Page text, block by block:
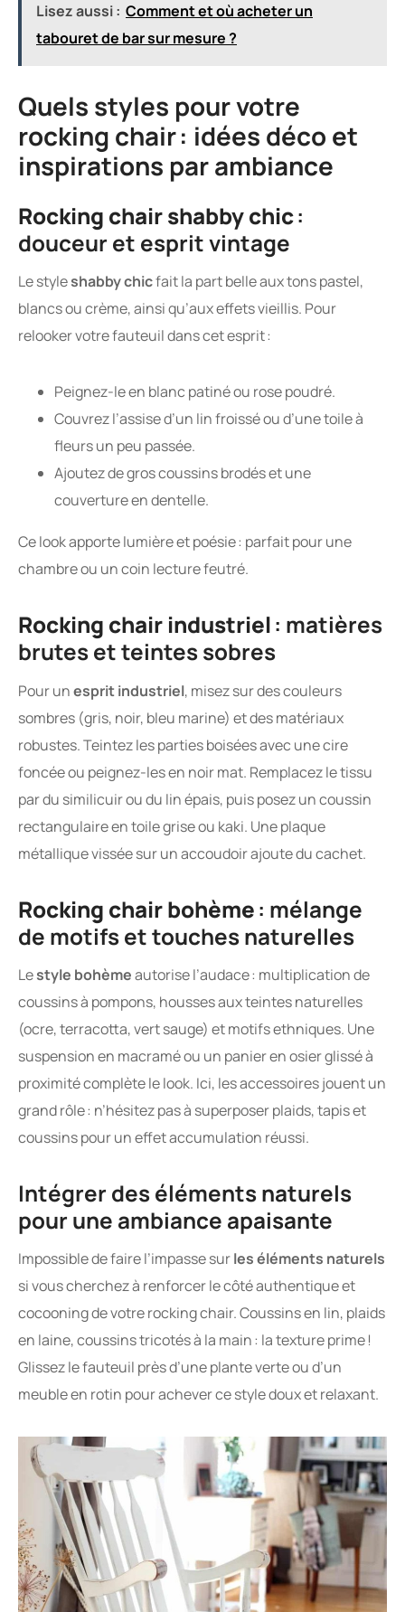
Lisez aussi : Comment et où acheter un
tabouret de bar sur mesure ?
Quels styles pour votre
rocking chair : idées déco et
inspirations par ambiance
Rocking chair shabby chic:
douceur et esprit vintage
Le styleshabby chicfait la part belle aux tons pastel,
blancs ou crème, ainsi qu’aux effets vieillis. Pour
relooker votre fauteuil dans cet esprit :
Peignez-le en blanc patiné ou rose poudré.
Couvrez l’assise d’un lin froissé ou d’une toile à
fleurs un peu passée.
Ajoutez de gros coussins brodés et une
couverture en dentelle.
Ce look apporte lumière et poésie : parfait pour une
chambre ou un coin lecture feutré.
Rocking chair industriel: matières
brutes et teintes sobres
Pour unesprit industriel, misez sur des couleurs
sombres (gris, noir, bleu marine) et des matériaux
robustes. Teintez les parties boisées avec une cire
foncée ou peignez-les en noir mat. Remplacez le tissu
par du similicuir ou du lin épais, puis posez un coussin
rectangulaire en toile grise ou kaki. Une plaque
métallique vissée sur un accoudoir ajoute du cachet.
Rocking chair bohème: mélange
de motifs et touches naturelles
Lestyle bohèmeautorise l’audace : multiplication de
coussins à pompons, housses aux teintes naturelles
(ocre, terracotta, vert sauge) et motifs ethniques. Une
suspension en macramé ou un panier en osier glissé à
proximité complète le look. Ici, les accessoires jouent un
grand rôle : n’hésitez pas à superposer plaids, tapis et
coussins pour un effet accumulation réussi.
Intégrer des éléments naturels
pour une ambiance apaisante
Impossible de faire l’impasse surles éléments naturels
si vous cherchez à renforcer le côté authentique et
cocooning de votre rocking chair. Coussins en lin, plaids
en laine, coussins tricotés à la main : la texture prime !
Glissez le fauteuil près d’une plante verte ou d’un
meuble en rotin pour achever ce style doux et relaxant.